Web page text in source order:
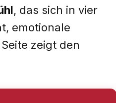
, das sich in vier
emotionale
zeigt den